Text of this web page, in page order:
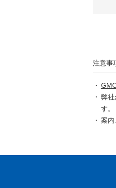
注意事
弊社
す。
案内